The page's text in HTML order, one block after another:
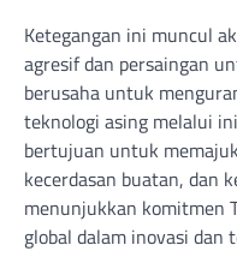
Ketegangan ini muncul
agresif dan persaingan
berusaha untuk
teknologi asing melalui
bertujuan untuk
kecerdasan buatan, dan
menunjukkan komitmen
global dalam inovasi dan